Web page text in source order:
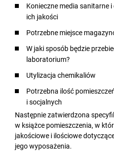
Konieczne media sanitarne
ich jakości
Potrzebne miejsce
W jaki sposób będzie
laboratorium?
Utylizacja chemikaliów
Potrzebna ilość
i socjalnych
Następnie zatwierdzona
w książce pomieszczenia, w
jakościowe i ilościowe
jego wyposażenia.